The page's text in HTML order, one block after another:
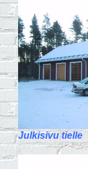
Julkisivu tielle